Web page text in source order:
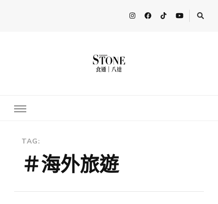
多人分享最新的消息！ FooderstoneTW，一個為了分享吃喝玩樂資
TAG:
＃海外旅遊